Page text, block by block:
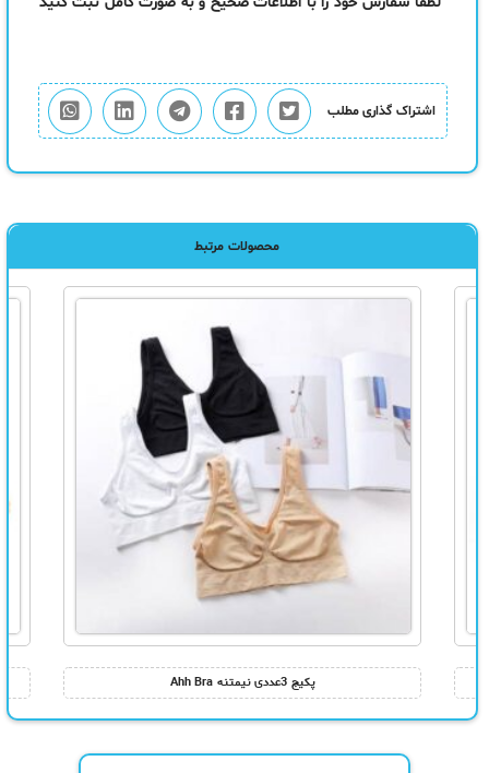
اشتراک گذاری مطلب
محصولات مرتبط
پکیج 3عددی نیمتنه Ahh Bra